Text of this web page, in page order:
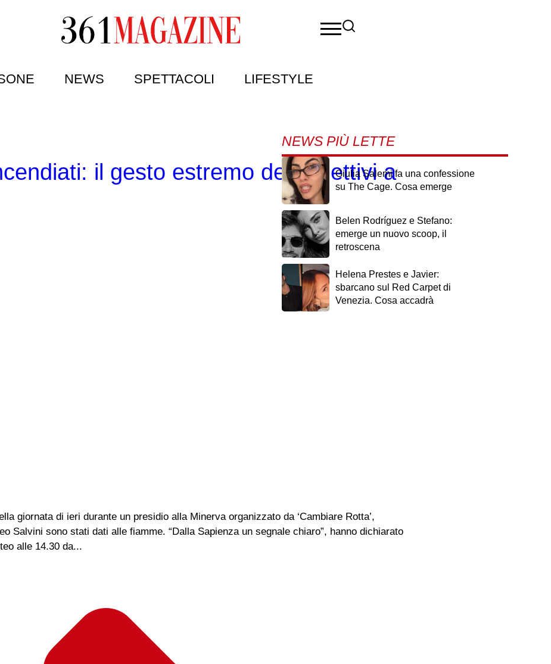
NEWS SPETTACOLI LIFESTYLE
il gesto estremo dei collettivi a
giornata di ieri durante un presidio alla Minerva organizzato da ‘Cambiare Rotta’,
Salvini sono stati dati alle fiamme. “Dalla Sapienza un segnale chiaro”, hanno dichiarato
alle 14.30 da...
NEWS PIÙ LETTE
Giulia Salemi fa una confessione
su The Cage. Cosa emerge
Belen Rodríguez e Stefano:
emerge un nuovo scoop, il
retroscena
Helena Prestes e Javier:
sbarcano sul Red Carpet di
Venezia. Cosa accadrà